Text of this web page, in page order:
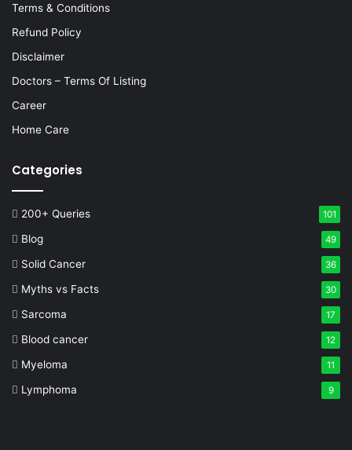
Terms & Conditions
Refund Policy
Disclaimer
Doctors – Terms Of Listing
Career
Home Care
Categories
200+ Queries 101
Blog 49
Solid Cancer 36
Myths vs Facts 30
Sarcoma 17
Blood cancer 12
Myeloma 11
Lymphoma 9